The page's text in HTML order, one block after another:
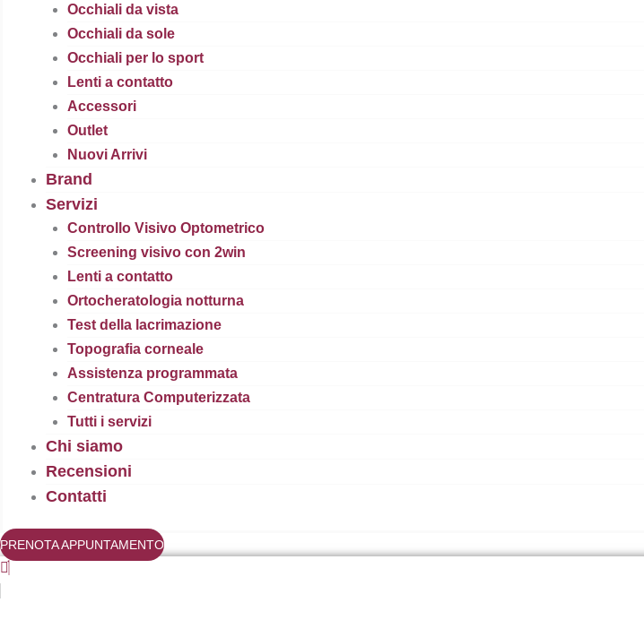
Occhiali da vista
Occhiali da sole
Occhiali per lo sport
Lenti a contatto
Accessori
Outlet
Nuovi Arrivi
Brand
Servizi
Controllo Visivo Optometrico
Screening visivo con 2win
Lenti a contatto
Ortocheratologia notturna
Test della lacrimazione
Topografia corneale
Assistenza programmata
Centratura Computerizzata
Tutti i servizi
Chi siamo
Recensioni
Contatti
PRENOTA APPUNTAMENTO